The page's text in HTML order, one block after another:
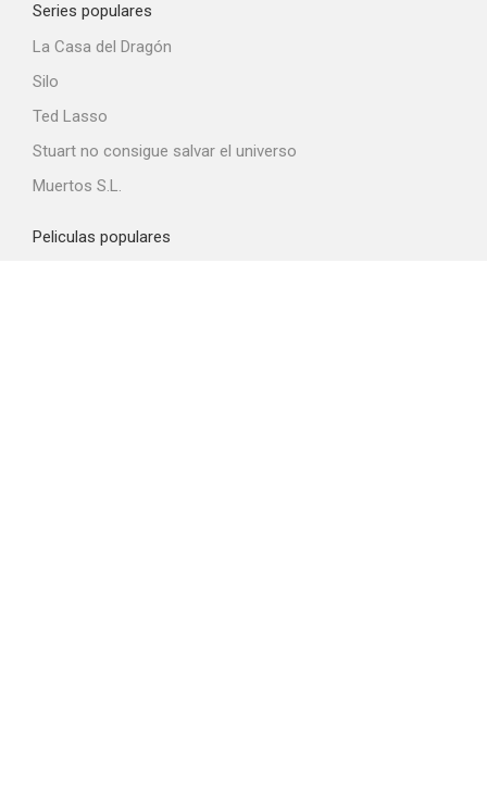
Series populares
La Casa del Dragón
Silo
Ted Lasso
Stuart no consigue salvar el universo
Muertos S.L.
Peliculas populares